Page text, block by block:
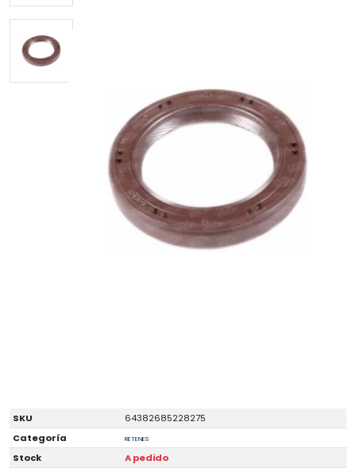
SKU
64382685228275
Categoría
RETENES
Stock A pedido